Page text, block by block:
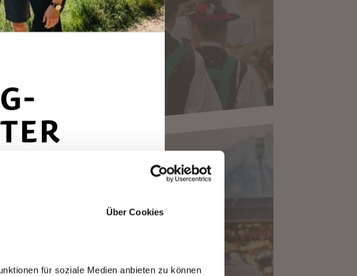
Über Cookies
für soziale Medien anbieten zu können
UMGEBUNG
für den nächsten